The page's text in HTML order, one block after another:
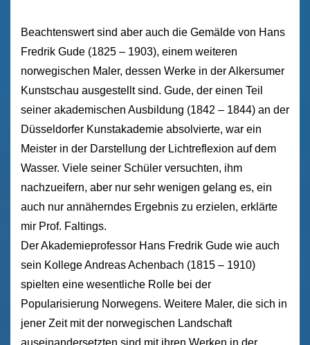
Beachtenswert sind aber auch die Gemälde von Hans
Fredrik Gude (1825 – 1903), einem weiteren
norwegischen Maler, dessen Werke in der Alkersumer
Kunstschau ausgestellt sind. Gude, der einen Teil
seiner akademischen Ausbildung (1842 – 1844) an der
Düsseldorfer Kunstakademie absolvierte, war ein
Meister in der Darstellung der Lichtreflexion auf dem
Wasser. Viele seiner Schüler versuchten, ihm
nachzueifern, aber nur sehr wenigen gelang es, ein
auch nur annäherndes Ergebnis zu erzielen, erklärte
mir Prof. Faltings.
Der Akademieprofessor Hans Fredrik Gude wie auch
sein Kollege Andreas Achenbach (1815 – 1910)
spielten eine wesentliche Rolle bei der
Popularisierung Norwegens. Weitere Maler, die sich in
jener Zeit mit der norwegischen Landschaft
auseinandersetzten sind mit ihren Werken in der